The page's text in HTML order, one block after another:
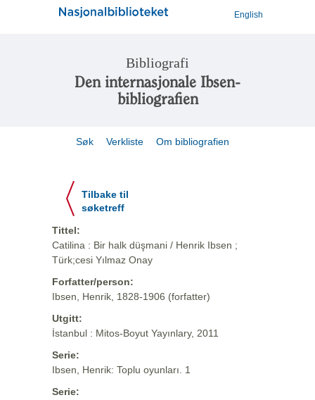
English
Bibliografi
Den internasjonale Ibsen-
bibliografien
Søk Verkliste Om bibliografien
Tilbake til
søketreff
Tittel:
Catilina : Bir halk düşmani / Henrik Ibsen ;
Türk;cesi Yılmaz Onay
Forfatter/person:
Ibsen, Henrik, 1828-1906 (forfatter)
Utgitt:
İstanbul : Mitos-Boyut Yayınlary, 2011
Serie:
Ibsen, Henrik: Toplu oyunları. 1
Serie: